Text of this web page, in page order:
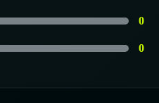
0
0